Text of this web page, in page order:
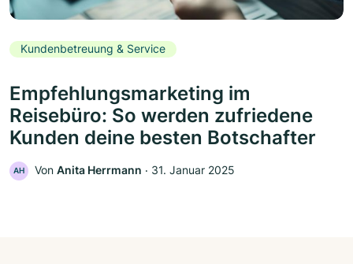
Kundenbetreuung & Service
Empfehlungsmarketing im
Reisebüro: So werden zufriedene
Kunden deine besten Botschafter
AH Von Anita Herrmann ‧ 31. Januar 2025